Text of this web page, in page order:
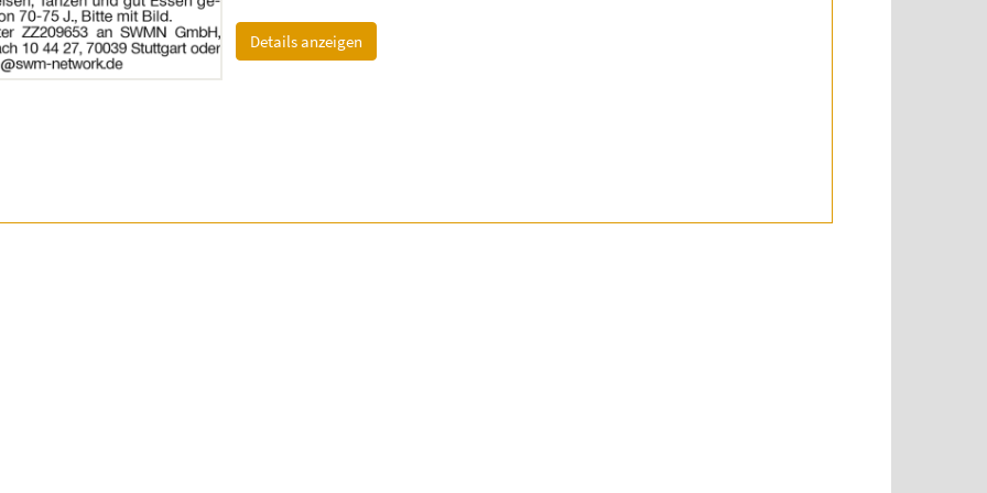
Details anzeigen(ID: 2063950)